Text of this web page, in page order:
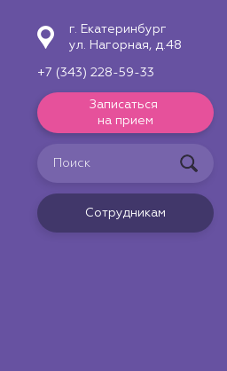
г. Екатеринбург
ул. Нагорная, д.48
+7 (343) 228-59-33
Записаться
на прием
Сотрудникам